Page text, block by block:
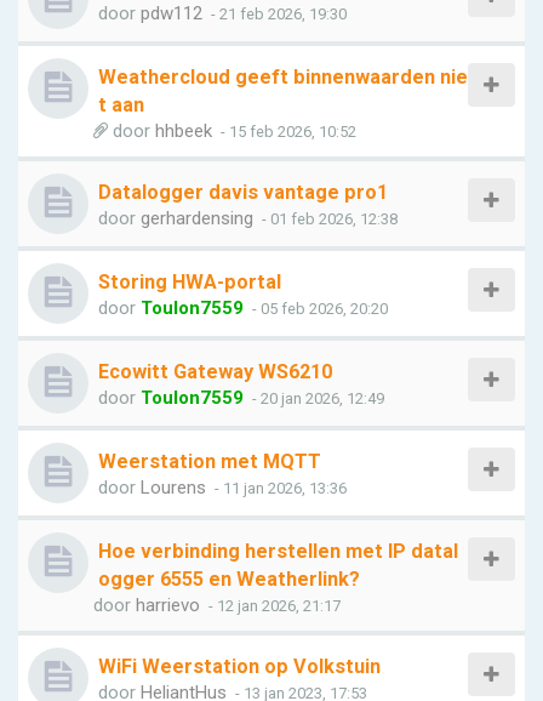
door pdw112 - 21 feb 2026, 19:30
Weathercloud geeft binnenwaarden nie
t aan
door hhbeek - 15 feb 2026, 10:52
Datalogger davis vantage pro1
door gerhardensing - 01 feb 2026, 12:38
Storing HWA-portal
door Toulon7559 - 05 feb 2026, 20:20
Ecowitt Gateway WS6210
door Toulon7559 - 20 jan 2026, 12:49
Weerstation met MQTT
door Lourens - 11 jan 2026, 13:36
Hoe verbinding herstellen met IP datal
ogger 6555 en Weatherlink?
door harrievo - 12 jan 2026, 21:17
WiFi Weerstation op Volkstuin
door HeliantHus - 13 jan 2023, 17:53